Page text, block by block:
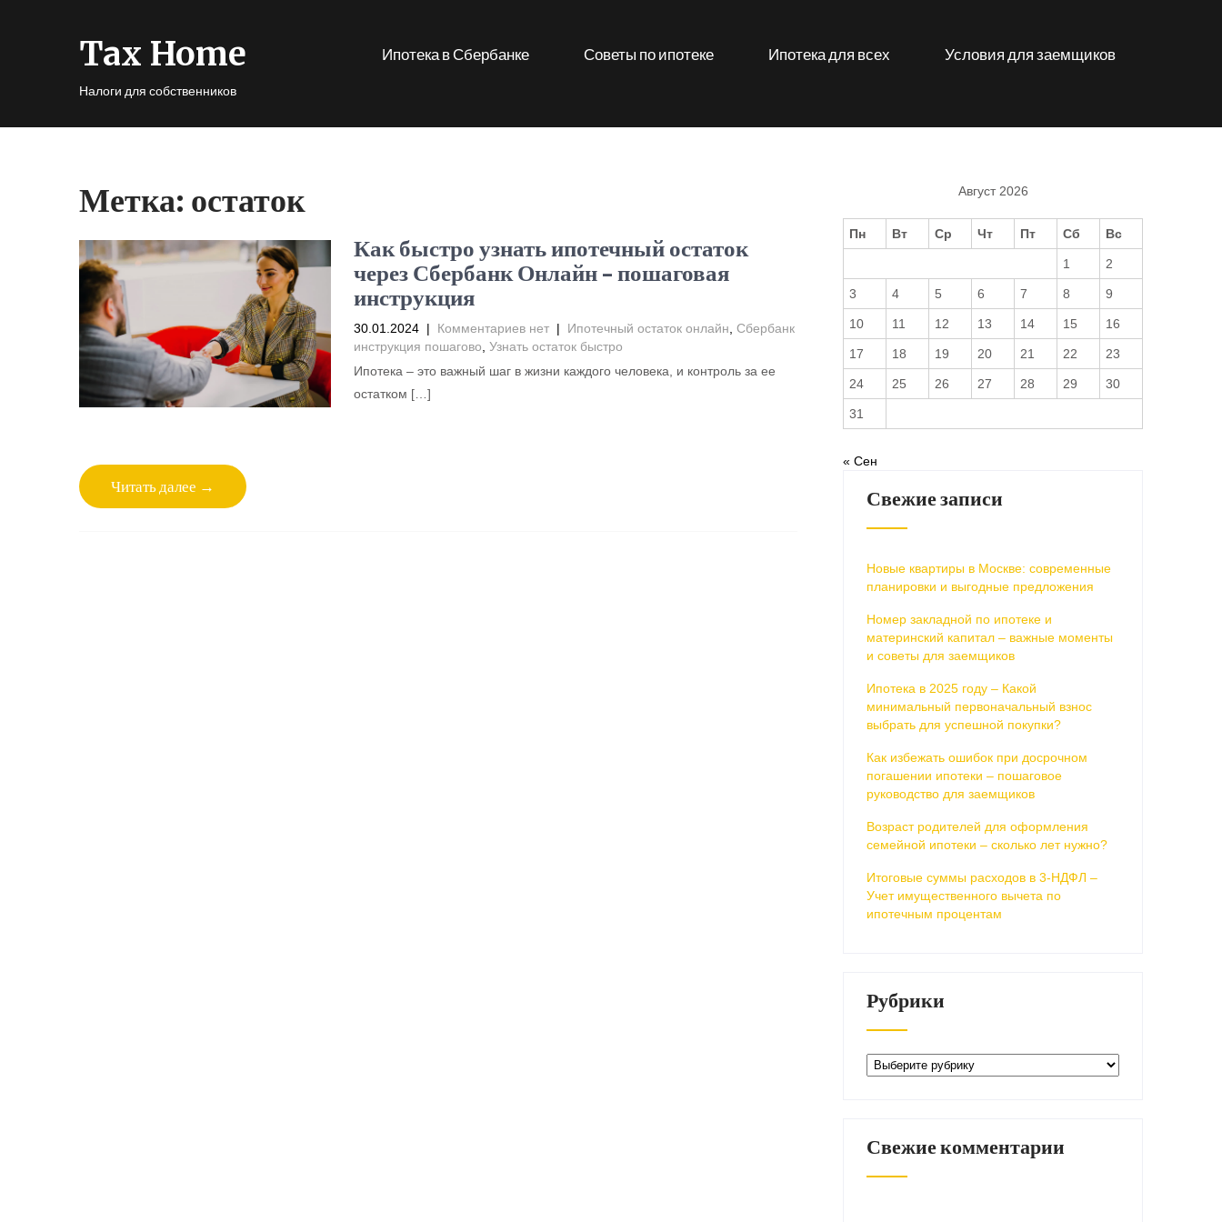
Tax Home
Налоги для собственников
Ипотека в Сбербанке Советы по ипотеке Ипотека для всех Условия для заемщиков
Метка: остаток
Как быстро узнать ипотечный остаток
через Сбербанк Онлайн – пошаговая
инструкция
30.01.2024 | Комментариев нет | Ипотечный остаток онлайн Сбербанк
инструкция пошагово Узнать остаток быстро
Ипотека – это важный шаг в жизни каждого человека, и контроль за ее
остатком […]
Читать далее →
Август 2026
Пн Вт Ср Чт Пт Сб Вс
1 2
3 4 5 6 7 8 9
10 11 12 13 14 15 16
17 18 19 20 21 22 23
24 25 26 27 28 29 30
31
« Сен
Свежие записи
Новые квартиры в Москве: современные
планировки и выгодные предложения
Номер закладной по ипотеке и
материнский капитал – важные моменты
и советы для заемщиков
Ипотека в 2025 году – Какой
минимальный первоначальный взнос
выбрать для успешной покупки?
Как избежать ошибок при досрочном
погашении ипотеки – пошаговое
руководство для заемщиков
Возраст родителей для оформления
семейной ипотеки – сколько лет нужно?
Итоговые суммы расходов в 3-НДФЛ –
Учет имущественного вычета по
ипотечным процентам
Рубрики
Рубрики
Свежие комментарии